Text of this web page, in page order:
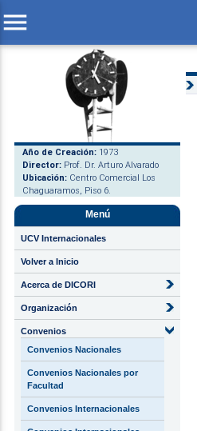
menu
Año de Creación: 1973
Director: Prof. Dr. Arturo Alvarado
Ubicación: Centro Comercial Los
Chaguaramos, Piso 6.
Menú
UCV Internacionales
Volver a Inicio
Acerca de DICORI
Organización
Convenios
Convenios Nacionales
Convenios Nacionales por
Facultad
Convenios Internacionales